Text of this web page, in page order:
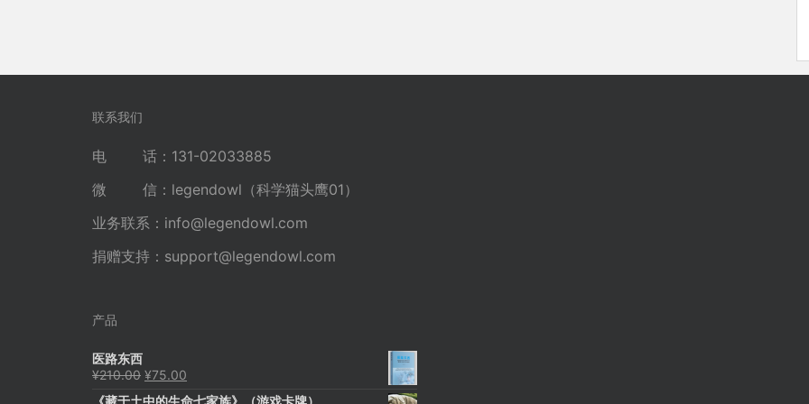
联系我们
电 话：131-02033885
微 信：legendowl（科学猫头鹰01）
业务联系： info@legendowl.com
捐赠支持： support@legendowl.com
产品
医路东西
¥210.00 原
¥75.00